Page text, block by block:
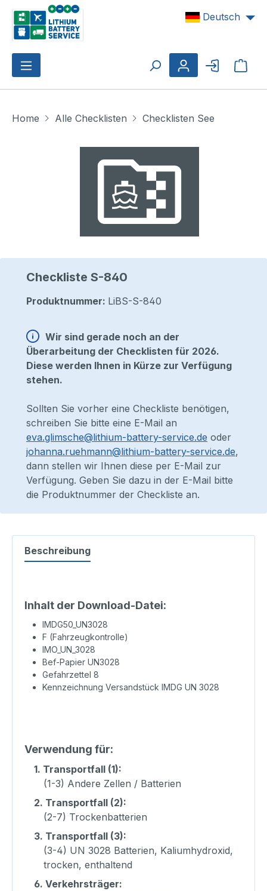
Zum Hauptinhalt springen Deutsch
Home Alle Checklisten
Checklisten See
Checkliste S-840
Produktnummer: LiBS-S-840
Wir sind gerade noch an der
Überarbeitung der Checklisten für 2026.
Diese werden Ihnen in Kürze zur Verfügung
stehen.
Sollten Sie vorher eine Checkliste benötigen,
schreiben Sie bitte eine E-Mail an
eva.glimsche@lithium-battery-service.de oder
johanna.ruehmann@lithium-battery-service.de,
dann stellen wir Ihnen diese per E-Mail zur
Verfügung. Geben Sie dazu in der E-Mail bitte
die Produktnummer der Checkliste an.
Beschreibung
Inhalt der Download-Datei:
IMDG50_UN3028
F (Fahrzeugkontrolle)
IMO_UN_3028
Bef-Papier UN3028
Gefahrzettel 8
Kennzeichnung Versandstück IMDG UN 3028
Verwendung für:
1. Transportfall (1):
(1-3) Andere Zellen / Batterien
2. Transportfall (2):
(2-7) Trockenbatterien
3. Transportfall (3):
(3-4) UN 3028 Batterien, Kaliumhydroxid,
trocken, enthaltend
6. Verkehrsträger: